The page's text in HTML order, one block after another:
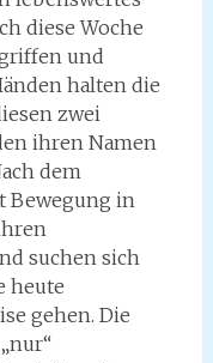
diese Woche
und
halten die
zwei
ihren Namen
dem
Bewegung in
suchen sich
heute
gehen. Die